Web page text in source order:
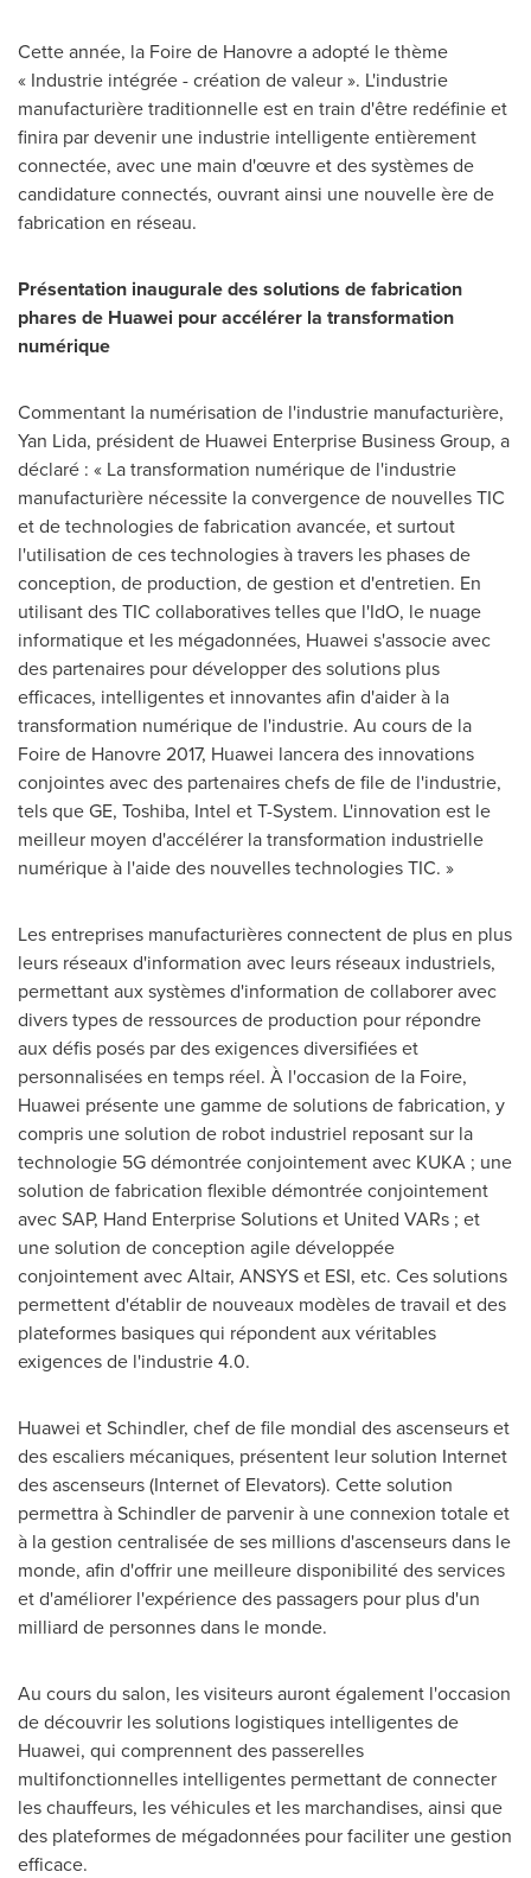
Cette année, la Foire de Hanovre a adopté le thème
« Industrie intégrée - création de valeur ». L'industrie
manufacturière traditionnelle est en train d'être redéfinie et
finira par devenir une industrie intelligente entièrement
connectée, avec une main d'œuvre et des systèmes de
candidature connectés, ouvrant ainsi une nouvelle ère de
fabrication en réseau.
Présentation inaugurale des solutions de fabrication
phares de Huawei pour accélérer la transformation
numérique
Commentant la numérisation de l'industrie manufacturière,
Yan Lida, président de Huawei Enterprise Business Group, a
déclaré : « La transformation numérique de l'industrie
manufacturière nécessite la convergence de nouvelles TIC
et de technologies de fabrication avancée, et surtout
l'utilisation de ces technologies à travers les phases de
conception, de production, de gestion et d'entretien. En
utilisant des TIC collaboratives telles que l'IdO, le nuage
informatique et les mégadonnées, Huawei s'associe avec
des partenaires pour développer des solutions plus
efficaces, intelligentes et innovantes afin d'aider à la
transformation numérique de l'industrie. Au cours de la
Foire de Hanovre 2017, Huawei lancera des innovations
conjointes avec des partenaires chefs de file de l'industrie,
tels que GE, Toshiba, Intel et T-System. L'innovation est le
meilleur moyen d'accélérer la transformation industrielle
numérique à l'aide des nouvelles technologies TIC. »
Les entreprises manufacturières connectent de plus en plus
leurs réseaux d'information avec leurs réseaux industriels,
permettant aux systèmes d'information de collaborer avec
divers types de ressources de production pour répondre
aux défis posés par des exigences diversifiées et
personnalisées en temps réel. À l'occasion de la Foire,
Huawei présente une gamme de solutions de fabrication, y
compris une solution de robot industriel reposant sur la
technologie 5G démontrée conjointement avec KUKA ; une
solution de fabrication flexible démontrée conjointement
avec SAP, Hand Enterprise Solutions et United VARs ; et
une solution de conception agile développée
conjointement avec Altair, ANSYS et ESI, etc. Ces solutions
permettent d'établir de nouveaux modèles de travail et des
plateformes basiques qui répondent aux véritables
exigences de l'industrie 4.0.
Huawei et Schindler, chef de file mondial des ascenseurs et
des escaliers mécaniques, présentent leur solution Internet
des ascenseurs (Internet of Elevators). Cette solution
permettra àSchindler de parvenir à une connexion totale et
à la gestion centralisée de ses millions d'ascenseurs dans le
monde, afin d'offrir une meilleure disponibilité des services
et d'améliorer l'expérience des passagers pour plus d'un
milliard de personnes dans le monde.
Au cours du salon, les visiteurs auront également l'occasion
de découvrir les solutions logistiques intelligentes de
Huawei, qui comprennent des passerelles
multifonctionnelles intelligentes permettant de connecter
les chauffeurs, les véhicules et les marchandises, ainsi que
des plateformes de mégadonnées pour faciliter une gestion
efficace.